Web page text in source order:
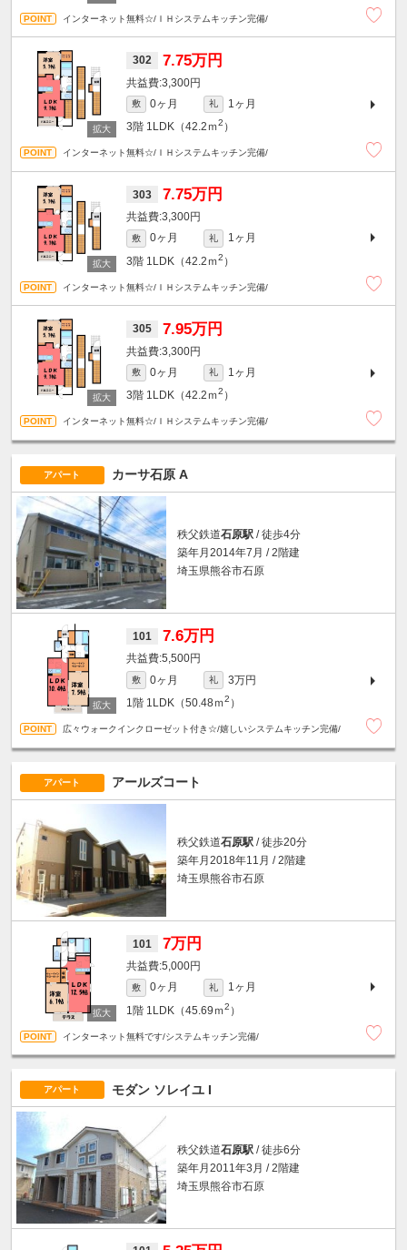
インターネット無料☆/ＩＨシステムキッチン完備/
302 7.75万円
3,300円
敷 0ヶ月 礼
1ヶ月
3階 1LDK（42.2ｍ2 ）
インターネット無料☆/ＩＨシステムキッチン完備/
303 7.75万円
3,300円
敷 0ヶ月 礼
1ヶ月
3階 1LDK（42.2ｍ2 ）
インターネット無料☆/ＩＨシステムキッチン完備/
305 7.95万円
3,300円
敷 0ヶ月 礼
1ヶ月
3階 1LDK（42.2ｍ2 ）
インターネット無料☆/ＩＨシステムキッチン完備/
アパート カーサ石原 A
秩父鉄道石原駅 / 徒歩4分
築年月2014年7月 / 2階建
埼玉県熊谷市石原
101 7.6万円
5,500円
敷 0ヶ月 礼
3万円
1階 1LDK（50.48ｍ2 ）
広々ウォークインクローゼット付き☆/嬉しいシステムキッチン完備/
アパート アールズコート
秩父鉄道石原駅 / 徒歩20分
築年月2018年11月 / 2階建
埼玉県熊谷市石原
101 7万円
5,000円
敷 0ヶ月 礼
1ヶ月
1階 1LDK（45.69ｍ2 ）
インターネット無料です/システムキッチン完備/
アパート モダン ソレイユ I
秩父鉄道石原駅 / 徒歩6分
築年月2011年3月 / 2階建
埼玉県熊谷市石原